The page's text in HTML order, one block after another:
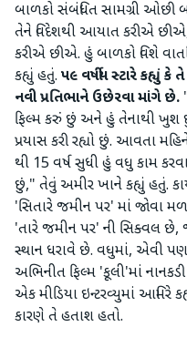
બાળકો સંબંધિત સામગ્રી
તેને વિદેશથી આયાત કરીએ
કરીએ છીએ. હું બાળકો વિશે
કહ્યું હતું. ૫૯ વર્ષીય સ્ટારે કહ્યું કે
નવી પ્રતિભાને ઉછેરવા માંગે છે.
ફિલ્મ કરું છું અને હું તેનાથી ખુશ છું.
પ્રયાસ કરી રહ્યો છું. આવતા
થી 15 વર્ષ સુધી હું વધુ કામ
છું," તેવું અમીર ખાને કહ્યું હતું.
'સિતારે જમીન પર' માં જોવા
'તારે જમીન પર' ની સિક્વલ
સ્થાન ધરાવે છે. વધુમાં, એવી
અભિનીત ફિલ્મ 'કૂલી'માં
એક મીડિયા ઇન્ટરવ્યુમાં આમિરે
કારણે તે હતાશ હતો.